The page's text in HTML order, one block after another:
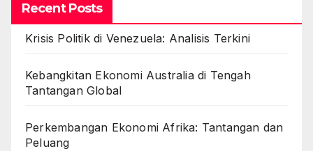
Recent Posts
Krisis Politik di Venezuela: Analisis Terkini
Kebangkitan Ekonomi Australia di Tengah
Tantangan Global
Perkembangan Ekonomi Afrika: Tantangan dan
Peluang